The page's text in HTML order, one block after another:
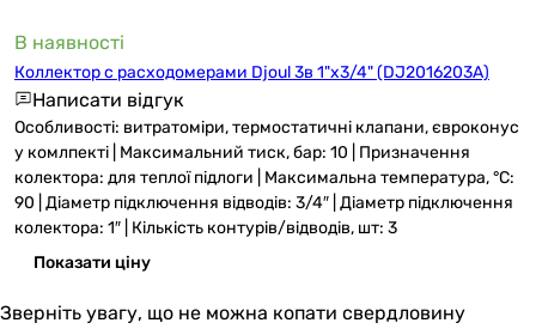
В наявності
Коллектор с расходомерами Djoul 3в 1"х3/4" (DJ2016203A)
Написати відгук
Особливості: витратоміри, термостатичні клапани, євроконус
у комлпекті | Максимальний тиск, бар: 10 | Призначення
колектора: для теплої підлоги | Максимальна температура, °C:
90 | Діаметр підключення відводів: 3/4″ | Діаметр підключення
колектора: 1″ | Кількість контурів/відводів, шт: 3
Показати ціну
Зверніть увагу, що не можна копати свердловину